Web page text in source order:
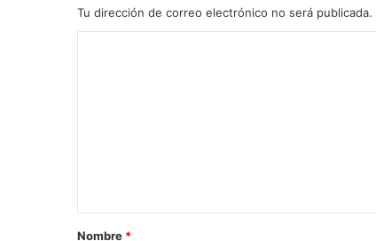
Tu dirección de correo electrónico no será publicada.
r
Nombre *